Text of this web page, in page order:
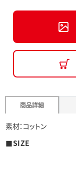
商品詳細
素材：コットン
■SIZE